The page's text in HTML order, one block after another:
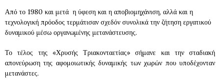
Από το 1980 και μετά η ύφεση και η αποβιομηχάνιση, αλλά και η
τεχνολογική πρόοδος τερμάτισαν σχεδόν συνολικά την ζήτηση εργατικού
δυναμικού μέσω οργανωμένης μετανάστευσης.
Το τέλος της «Χρυσής Τριακονταετίας» σήμανε και την σταδιακή
απονεύρωση της αφομοιωτικής δυναμικής των χωρών που υποδέχονταν
μετανάστες.